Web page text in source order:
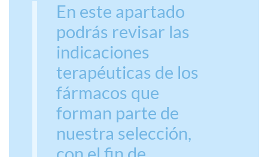
En este apartado
podrás revisar las
indicaciones
terapéuticas de los
fármacos que
forman parte de
nuestra selección,